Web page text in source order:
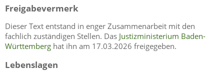
Freigabevermerk
Dieser Text entstand in enger Zusammenarbeit mit den
fachlich zuständigen Stellen. Das Justizministerium Baden-
Württemberg hat ihn am 17.03.2026 freigegeben.
Lebenslagen